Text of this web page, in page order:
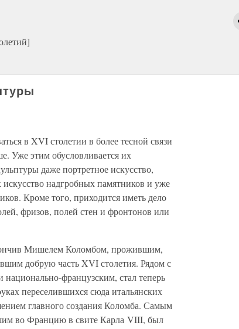
в XVI столетии в более тесной связи
Уже этим обусловливается их
даже портретное искусство,
искусство надгробных памятников и уже
Кроме того, приходится иметь дело
фризов, полей стен и фронтонов или
Мишелем Коломбом, прожившим,
добрую часть XVI столетия. Рядом с
французским, стал теперь
переселившихся сюда итальянских
главного создания Коломба. Самым
во Францию в свите Карла VIII, был